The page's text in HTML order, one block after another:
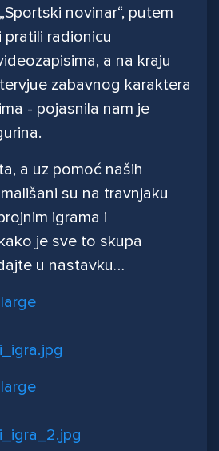
novinar“, putem
radionicu
a na kraju
zabavnog karaktera
- pojasnila nam je
a uz pomoć naših
su na travnjaku
igrama i
je sve to skupa
u nastavku…